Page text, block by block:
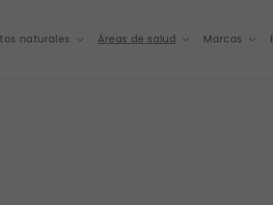
naturales Áreas de salud Marcas